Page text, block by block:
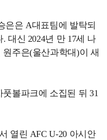
은은 A대표팀에 발탁되
대신 2024년 만 17세 나
주은(울산과학대)이 새
볼파크에 소집된 뒤 31
열린 AFC U-20 아시안